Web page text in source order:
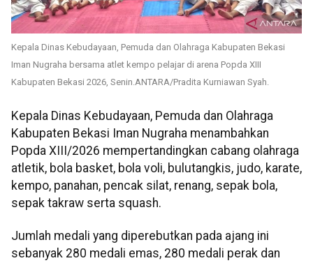
Kepala Dinas Kebudayaan, Pemuda dan Olahraga Kabupaten Bekasi
Iman Nugraha bersama atlet kempo pelajar di arena Popda XIII
Kabupaten Bekasi 2026, Senin.ANTARA/Pradita Kurniawan Syah.
Kepala Dinas Kebudayaan, Pemuda dan Olahraga
Kabupaten Bekasi Iman Nugraha menambahkan
Popda XIII/2026 mempertandingkan cabang olahraga
atletik, bola basket, bola voli, bulutangkis, judo, karate,
kempo, panahan, pencak silat, renang, sepak bola,
sepak takraw serta squash.
Jumlah medali yang diperebutkan pada ajang ini
sebanyak 280 medali emas, 280 medali perak dan